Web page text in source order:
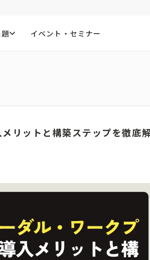
イベント・セミナー
リットと構築ステップを徹底